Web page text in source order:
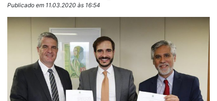
Publicado em 11.03.2020 às 16:54